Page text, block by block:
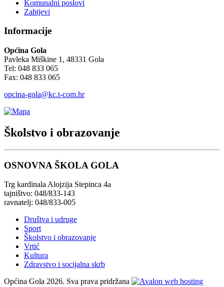
Komunalni poslovi
Zahtjevi
Informacije
Općina Gola
Pavleka Miškine 1, 48331 Gola
Tel: 048 833 065
Fax: 048 833 065
opcina-gola@kc.t-com.hr
Školstvo i obrazovanje
OSNOVNA ŠKOLA GOLA
Trg kardinala Alojzija Stepinca 4a
tajništvo: 048/833-143
ravnatelj: 048/833-005
Društva i udruge
Sport
Školstvo i obrazovanje
Vrtić
Kultura
Zdravstvo i socijalna skrb
Općina Gola 2026. Sva prava pridržana